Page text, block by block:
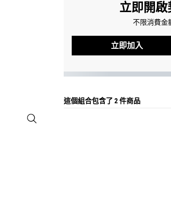
滿意保證組-美白精華乳液(價值NT$3,770) - 放大圖像
立即開
不限消費金
立即加入
這個組合包含了 2 件商品